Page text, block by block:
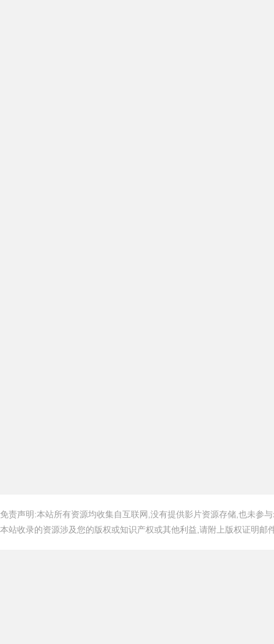
免责声明:本站所有资源均收集自互联网,没有提供影片资源存储,也未参
本站收录的资源涉及您的版权或知识产权或其他利益,请附上版权证明